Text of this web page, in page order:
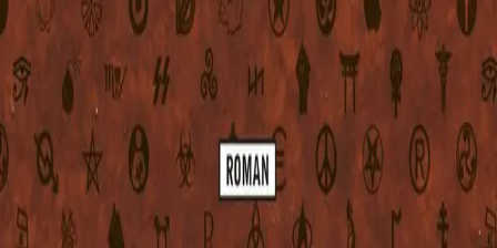
Ledige stillinger
Nyhetsbrev
Royaltyportal
Personvern
Informasjonskapsler
Om kunstig intelligens
Bærekraft i Cappelen Damm
NETTSTEDER
Agency